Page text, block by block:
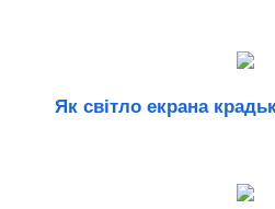
Як світло екрана